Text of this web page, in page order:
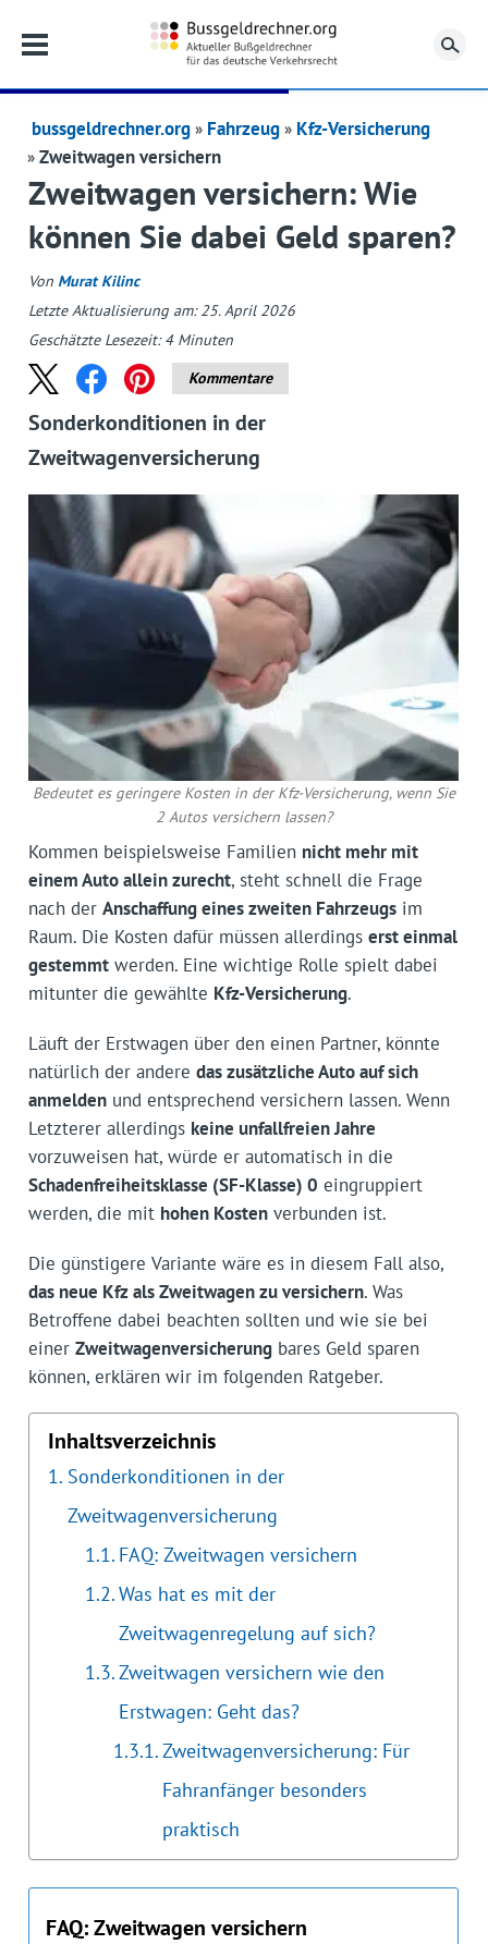
bussgeldrechner.org Fahrzeug
Kfz-Versicherung
Zweitwagen versichern
Zweitwagen versichern: Wie
können Sie dabei Geld sparen?
Von Murat Kilinc
Letzte Aktualisierung am: 25. April 2026
Geschätzte Lesezeit:4 Minuten
Kommentare
Sonderkonditionen in der
Zweitwagenversicherung
Bedeutet es geringere Kosten in der Kfz-Versicherung, wenn Sie
2 Autos versichern lassen?
Kommen beispielsweise Familien nicht mehr mit
einem Auto allein zurecht, steht schnell die Frage
nach der Anschaffung eines zweiten Fahrzeugsim
Raum. Die Kosten dafür müssen allerdings erst einmal
gestemmtwerden. Eine wichtige Rolle spielt dabei
mitunter die gewählte Kfz-Versicherung.
Läuft der Erstwagen über den einen Partner, könnte
natürlich der andere das zusätzliche Auto auf sich
anmeldenund entsprechend versichern lassen. Wenn
Letzterer allerdings keine unfallfreien Jahre
vorzuweisen hat, würde er automatisch in die
Schadenfreiheitsklasse (SF-Klasse) 0 eingruppiert
werden, die mit hohen Kostenverbunden ist.
Die günstigere Variante wäre es in diesem Fall also,
das neue Kfz als Zweitwagen zu versichern. Was
Betroffene dabei beachten sollten und wie sie bei
einer Zweitwagenversicherungbares Geld sparen
können, erklären wir im folgenden Ratgeber.
Inhaltsverzeichnis
Sonderkonditionen in der
Zweitwagenversicherung
FAQ: Zweitwagen versichern
Was hat es mit der
Zweitwagenregelung auf sich?
Zweitwagen versichern wie den
Erstwagen: Geht das?
Zweitwagenversicherung: Für
Fahranfänger besonders
praktisch
FAQ: Zweitwagen versichern